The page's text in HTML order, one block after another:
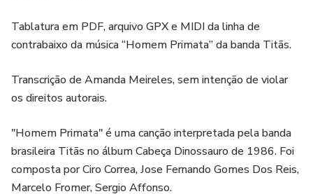
Tablatura em PDF, arquivo GPX e MIDI da linha de
contrabaixo da música “Homem Primata” da banda Titãs.
Transcrição de Amanda Meireles, sem intenção de violar
os direitos autorais.
"Homem Primata" é uma canção interpretada pela banda
brasileira Titãs no álbum Cabeça Dinossauro de 1986. Foi
composta por Ciro Correa, Jose Fernando Gomes Dos Reis,
Marcelo Fromer, Sergio Affonso.